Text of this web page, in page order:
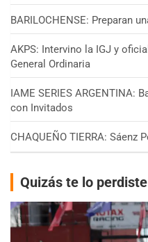
BARILOCHENSE: Preparan
AKPS: Intervino la IGJ y
General Ordinaria
IAME SERIES ARGENTINA:
con Invitados
CHAQUEÑO TIERRA: Sáenz
Quizás te lo perdiste